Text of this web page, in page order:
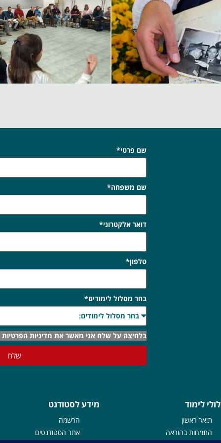
שם פרטי*
שם משפחה*
דואר אלקטרוני*
טלפון*
בחר מסלול לימודים*
בלחיצה על שלח אני מאשר את מדיניות
שלח
לימוד
תואר ראשון
התמחות בהוראה
מידע לסטודנט
הרשמה
אתר הסטודנטים